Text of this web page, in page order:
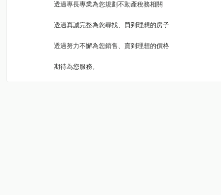
透過專長專業為您規劃不動產稅務相關
透過真誠完整為您尋找、買到理想的房子
透過努力不懈為您銷售、賣到理想的價格
期待為您服務。